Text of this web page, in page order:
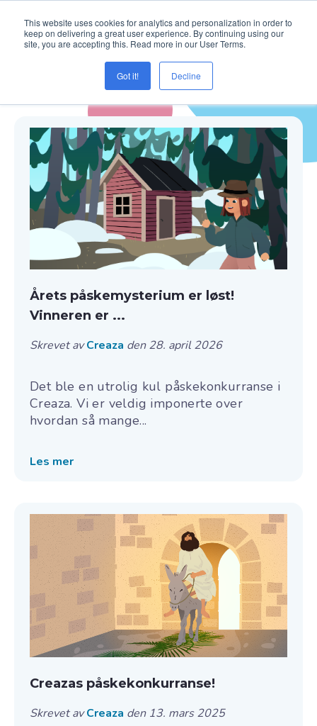
This website uses cookies for analytics and personalization in order to
keep on delivering a great user experience. By continuing using our
site, you are accepting this. Read more in our User Terms.
Got it! Decline
Blogg ( aktive elever )
Årets påskemysterium er løst!
Vinneren er ...
Skrevet avCreaza den 28. april 2026
Det ble en utrolig kul påskekonkurranse i
Creaza. Vi er veldig imponerte over
hvordan så mange...
Les mer
Creazas påskekonkurranse!
Skrevet avCreaza den 13. mars 2025